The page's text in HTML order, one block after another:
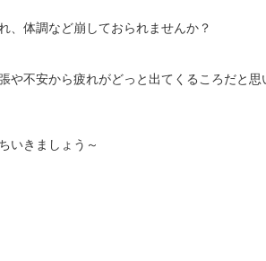
、体調など崩しておられませんか？
や不安から疲れがどっと出てくるころだと思
いきましょう～